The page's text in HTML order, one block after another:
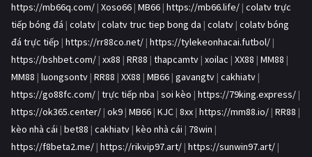
https://mb66q.com/ | Xoso66 | MB66 | https://mb66.life/ | colatv trực
tiếp bóng đá | colatv | colatv truc tiep bong da | colatv | colatv bóng
đá trực tiếp | https://rr88co.net/ | https://tylekeonhacai.futbol/ |
https://bshbet.com/ | xx88 | RR88 | thapcamtv | xoilac | XX88 | MM88 |
MM88 | luongsontv | RR88 | XX88 | MB66 | gavangtv | cakhiatv |
https://go88fc.com/ | trực tiếp nba | soi kèo | https://79king.express/ |
https://ok365.center/ | ok9 | MB66 | KJC | 8xx | https://mm88.io/ | RR88 |
kèo nhà cái | bet88 | cakhiatv | kèo nhà cái | 78win |
https://f8beta2.me/ | https://rikvip97.art/ | https://sunwin97.art/ |